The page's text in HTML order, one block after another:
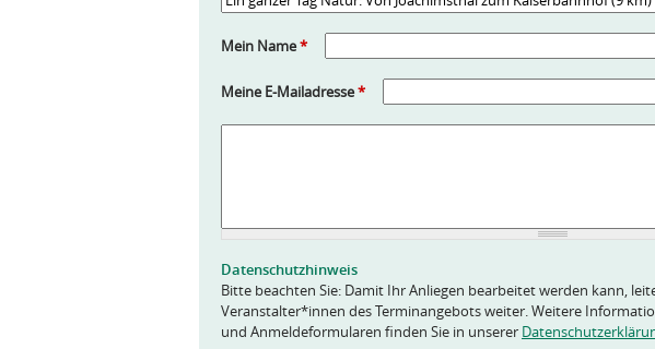
Mein Name*
Meine E-Mailadresse*
*
Datenschutzhinweis
Bitte beachten Sie: Damit Ihr Anliegen bearbeitet werden kann,
Veranstalter*innen des Terminangebots weiter. Weitere
und Anmeldeformularen finden Sie in unserer